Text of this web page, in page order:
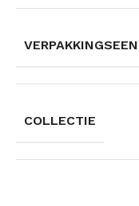
COLLECTIE